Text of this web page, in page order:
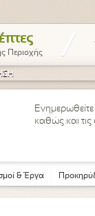
Περιοχής /
καθώς και
& Έργα